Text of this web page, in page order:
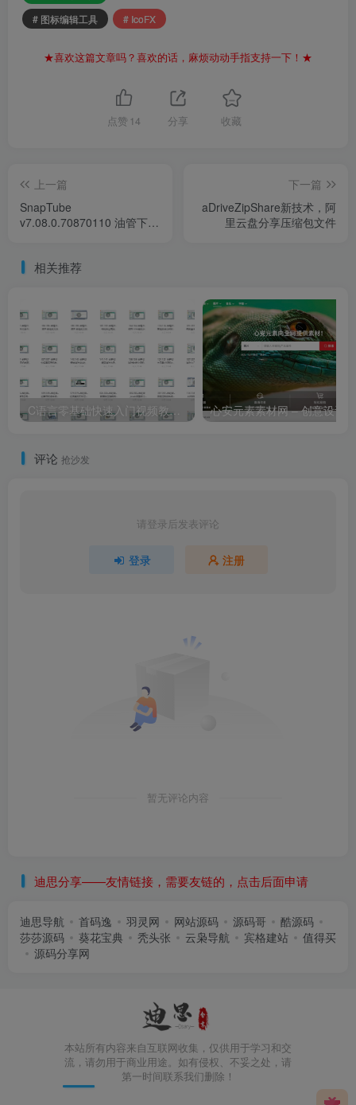
# 图标编辑工具
# IcoFX
★喜欢这篇文章吗？喜欢的话，麻烦动动手指支持一下！★
点赞 14 分享 收藏
上一篇
SnapTube
v7.08.0.70870110 油管下载
下一篇
aDriveZipShare新技术，阿
里云盘分享压缩包文件
相关推荐
C语言零基础快速入门视频教程 共120个视频
评论 抢沙发
请登录后发表评论
登录 注册
暂无评论内容
迪思分享——友情链接，需要友链的，点击后面申请
迪思导航 首码逸 羽灵网 网站源码 源码哥
酷源码
莎莎源码
葵花宝典 秃头张 云枭导航 宾格建站
值得买
源码分享网
本站所有内容来自互联网收集，仅供用于学习和交
流，请勿用于商业用途。如有侵权、不妥之处，请
第一时间联系我们删除！